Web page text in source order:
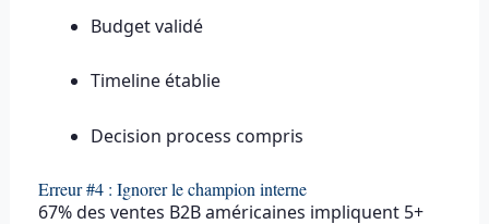
Budget validé
Timeline établie
Decision process compris
Erreur #4 : Ignorer le champion interne
67% des ventes B2B américaines impliquent 5+